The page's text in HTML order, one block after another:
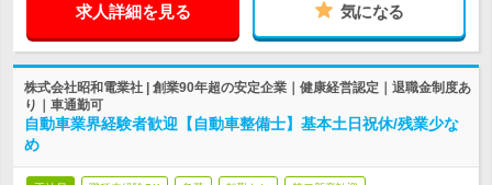
求人詳細を見る 気になる
株式会社昭和電業社 | 創業90年超の安定企業｜健康経営認定｜退職金制度あ
り｜車通勤可
自動車業界経験者歓迎【自動車整備士】基本土日祝休/残業少な
め